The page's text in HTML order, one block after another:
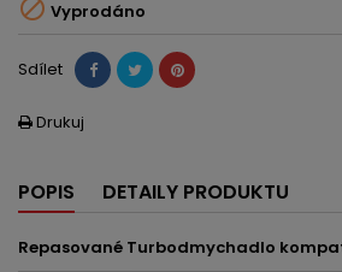
 Vyprodáno
Sdílet
 Drukuj
POPIS DETAILY PRODUKTU
Repasované Turbodmychadlo